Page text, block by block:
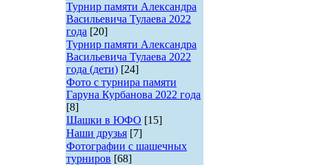
Турнир памяти Александра
Васильевича Тулаева 2022
года [20]
Турнир памяти Александра
Васильевича Тулаева 2022
года (дети) [24]
Фото с турнира памяти
Гаруна Курбанова 2022 года
[8]
Шашки в ЮФО [15]
Наши друзья [7]
Фотографии с шашечных
турниров [68]